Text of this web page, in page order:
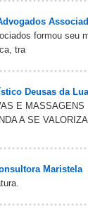
formou seu
tra
Deusas da Lua
E MASSAGENS
A SE
Maristela